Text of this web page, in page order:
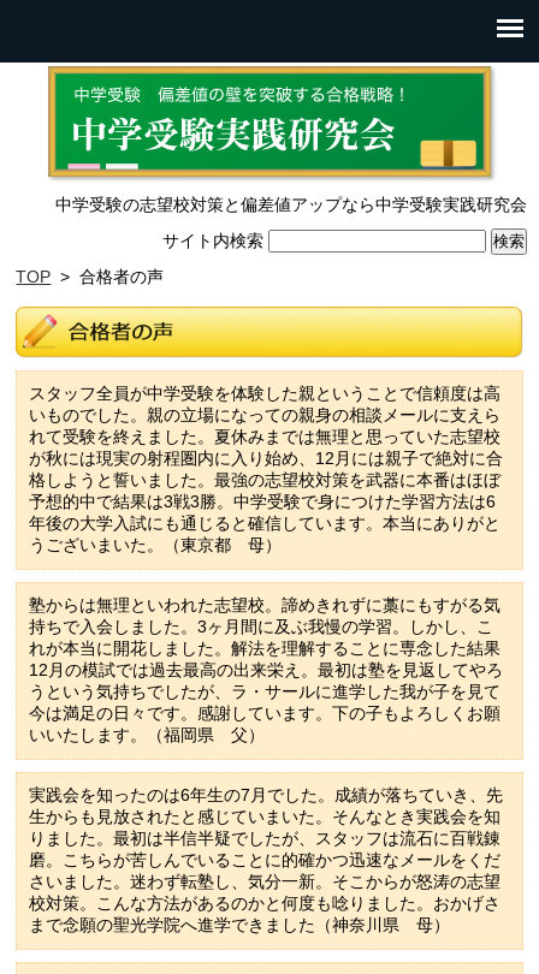
中学受験の志望校対策と偏差値アップなら中学受験実践研究会
サイト内検索
TOP > 合格者の声
スタッフ全員が中学受験を体験した親ということで信頼度は高
いものでした。親の立場になっての親身の相談メールに支えら
れて受験を終えました。夏休みまでは無理と思っていた志望校
が秋には現実の射程圏内に入り始め、12月には親子で絶対に合
格しようと誓いました。最強の志望校対策を武器に本番はほぼ
予想的中で結果は3戦3勝。中学受験で身につけた学習方法は6
年後の大学入試にも通じると確信しています。本当にありがと
うございまいた。（東京都 母）
塾からは無理といわれた志望校。諦めきれずに藁にもすがる気
持ちで入会しました。3ヶ月間に及ぶ我慢の学習。しかし、こ
れが本当に開花しました。解法を理解することに専念した結果
12月の模試では過去最高の出来栄え。最初は塾を見返してやろ
うという気持ちでしたが、ラ・サールに進学した我が子を見て
今は満足の日々です。感謝しています。下の子もよろしくお願
いいたします。（福岡県 父）
実践会を知ったのは6年生の7月でした。成績が落ちていき、先
生からも見放されたと感じていまいた。そんなとき実践会を知
りました。最初は半信半疑でしたが、スタッフは流石に百戦錬
磨。こちらが苦しんでいることに的確かつ迅速なメールをくだ
さいました。迷わず転塾し、気分一新。そこからが怒涛の志望
校対策。こんな方法があるのかと何度も唸りました。おかげさ
まで念願の聖光学院へ進学できました（神奈川県 母）